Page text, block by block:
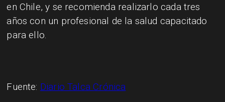
en Chile, y se recomienda realizarlo cada tres
años con un profesional de la salud capacitado
para ello.
Fuente: Diario Talca Crónica